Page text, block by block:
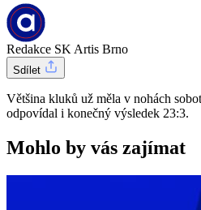
Redakce SK Artis Brno
Sdílet
Většina kluků už měla v nohách
odpovídal i konečný výsledek 23:3.
Mohlo by vás zajímat